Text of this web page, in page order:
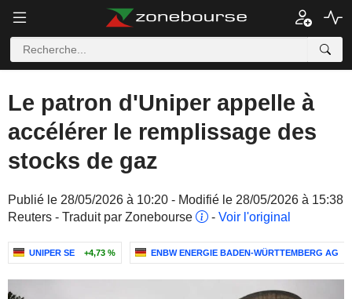
Le patron d'Uniper appelle à
accélérer le remplissage des
stocks de gaz
Publié le 28/05/2026 à 10:20 - Modifié le 28/05/2026 à 15:38
Reuters - Traduit par Zonebourse
- Voir l'original
UNIPER SE +4,73 % ENBW ENERGIE BADEN-WÜRTTEMBERG AG